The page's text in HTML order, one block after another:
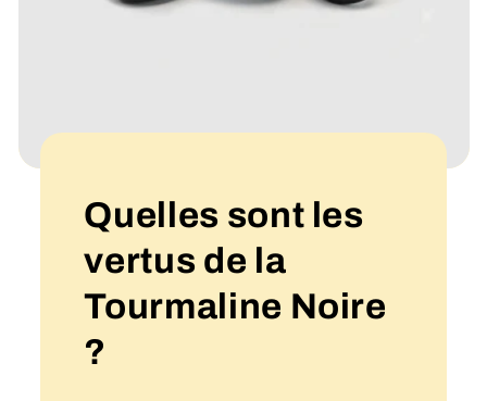
Quelles sont les
vertus de la
Tourmaline Noire
?